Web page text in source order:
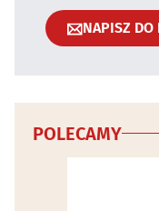
NAPISZ DO
POLECAMY